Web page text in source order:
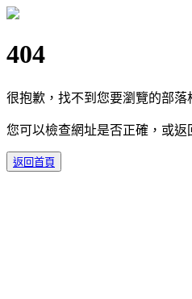
404
很抱歉，找不到您要瀏覽的部落
您可以檢查網址是否正確，或返
返回首頁